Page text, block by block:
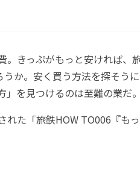
きっぷがもっと安ければ、
か。安く買う方法を探そう
を見つけるのは至難の業だ。
た「旅鉄HOW TO006『も